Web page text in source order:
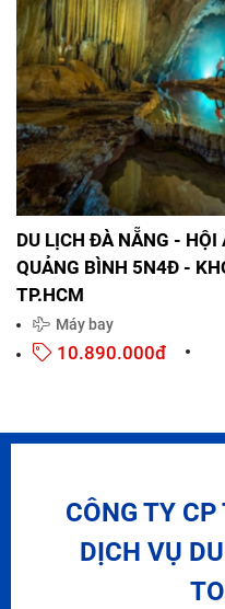
DU LỊCH ĐÀ NẴNG - HỘI
QUẢNG BÌNH 5N4Đ -
TP.HCM
Máy bay
10.890.000đ
CÔNG TY
DỊCH VỤ